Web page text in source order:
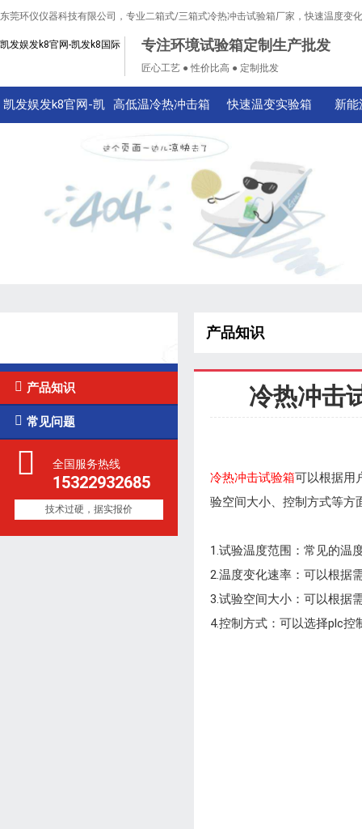
东莞环仪仪器科技有限公司，专业二箱式/三箱式冷热冲击试验箱厂家，快速温度变
凯发娱发k8官网-凯发k8国际 专注环境试验箱定制生产批发
匠心工艺 ● 性价比高 ● 定制批发
凯发娱发k8官网-凯 高低温冷热冲击箱 快速温变实验箱 新
 产品知识
 常见问题
全国服务热线
15322932685
技术过硬，据实报价
产品知识
冷热冲击
冷热冲击试验箱可以根据用
验空间大小、控制方式等方
1.试验温度范围：常见的温
2.温度变化速率：可以根据
3.试验空间大小：可以根据
4.控制方式：可以选择plc